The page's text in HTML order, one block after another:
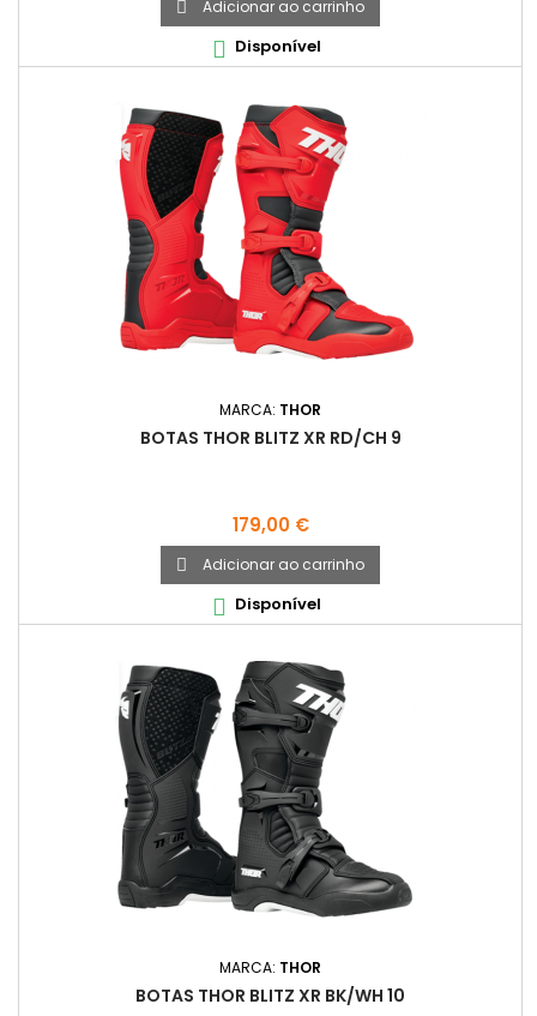
 Adicionar ao carrinho
 Disponível
MARCA: THOR
BOTAS THOR BLITZ XR RD/CH 9
Preço
179,00 €
 Adicionar ao carrinho
 Disponível
MARCA: THOR
BOTAS THOR BLITZ XR BK/WH 10